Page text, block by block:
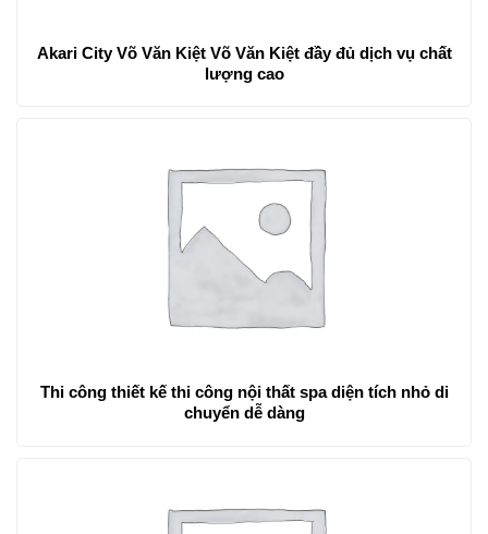
Akari City Võ Văn Kiệt Võ Văn Kiệt đầy đủ dịch vụ chất
lượng cao
Thi công thiết kế thi công nội thất spa diện tích nhỏ di
chuyển dễ dàng